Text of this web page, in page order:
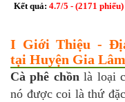
Kết quả: 4.7/5 - (2171 phiếu)
I Giới Thiệu -
tại Huyện Gia
Cà phê chồnlà loại
nó được coi là thứ